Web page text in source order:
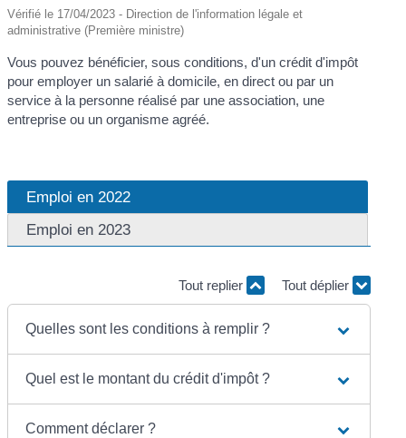
Vérifié le 17/04/2023 - Direction de l'information légale et
administrative (Première ministre)
Vous pouvez bénéficier, sous conditions, d'un crédit d'impôt
pour employer un salarié à domicile, en direct ou par un
service à la personne réalisé par une association, une
entreprise ou un organisme agréé.
Emploi en 2022
Emploi en 2023
Tout replier Tout déplier
Quelles sont les conditions à remplir ?
Quel est le montant du crédit d'impôt ?
Comment déclarer ?